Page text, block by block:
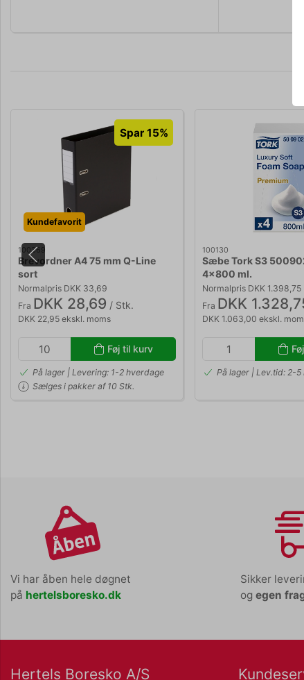
Kundefavorit
Spar 15%
100369
Brevordner A4 75 mm Q-Line
sort
Normalpris DKK 33,69
Fra DKK 28,69 / Stk.
DKK 22,95 ekskl. moms
Føj til kurv
På lager | Levering: 1-2 hverdage
Sælges i pakker af 10 Stk.
100130
Sæbe Tork S3
4x800 ml.
Normalpris DKK 1.398,75
Fra DKK
DKK 1.063,00 ekskl.
På lager | Lev.tid: 2-5
Vi har åben hele døgnet
på hertelsboresko.dk
Sikker
ogegen
Hertels Boresko A/S